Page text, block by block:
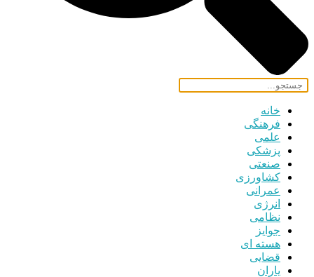
خانه
فرهنگی
علمی
پزشکی
صنعتی
کشاورزی
عمرانی
انرژی
نظامی
جوایز
هسته ای
قضایی
یاران